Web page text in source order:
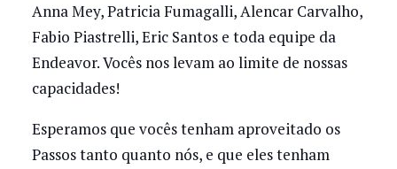
Anna Mey, Patricia Fumagalli, Alencar Carvalho,
Fabio Piastrelli, Eric Santos e toda equipe da
Endeavor. Vocês nos levam ao limite de nossas
capacidades!
Esperamos que vocês tenham aproveitado os
Passos tanto quanto nós, e que eles tenham